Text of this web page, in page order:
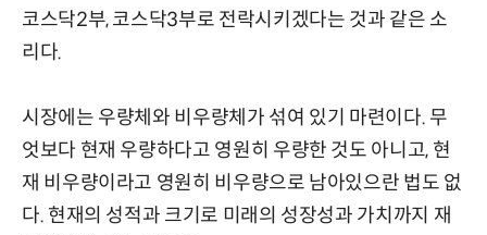
코스닥2부, 코스닥3부로 전락시키겠다는 것과 같은 소
리다.
시장에는 우량체와 비우량체가 섞여 있기 마련이다. 무
엇보다 현재 우량하다고 영원히 우량한 것도 아니고, 현
재 비우량이라고 영원히 비우량으로 남아있으란 법도 없
다. 현재의 성적과 크기로 미래의 성장성과 가치까지 재